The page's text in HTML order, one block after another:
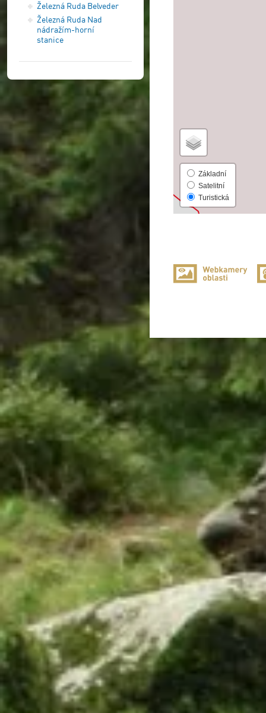
Železná Ruda Belveder
Železná Ruda Nad
nádražím-horní
stanice
Základní
Satelitní
Turistická